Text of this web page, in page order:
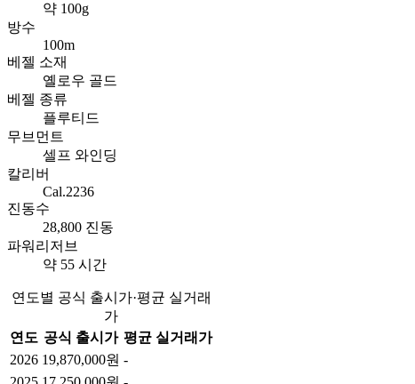
약 100g
방수
100m
베젤 소재
옐로우 골드
베젤 종류
플루티드
무브먼트
셀프 와인딩
칼리버
Cal.2236
진동수
28,800 진동
파워리저브
약 55 시간
연도별 공식 출시가·평균 실거래
가
연도 공식 출시가 평균 실거래가
2026 19,870,000원 -